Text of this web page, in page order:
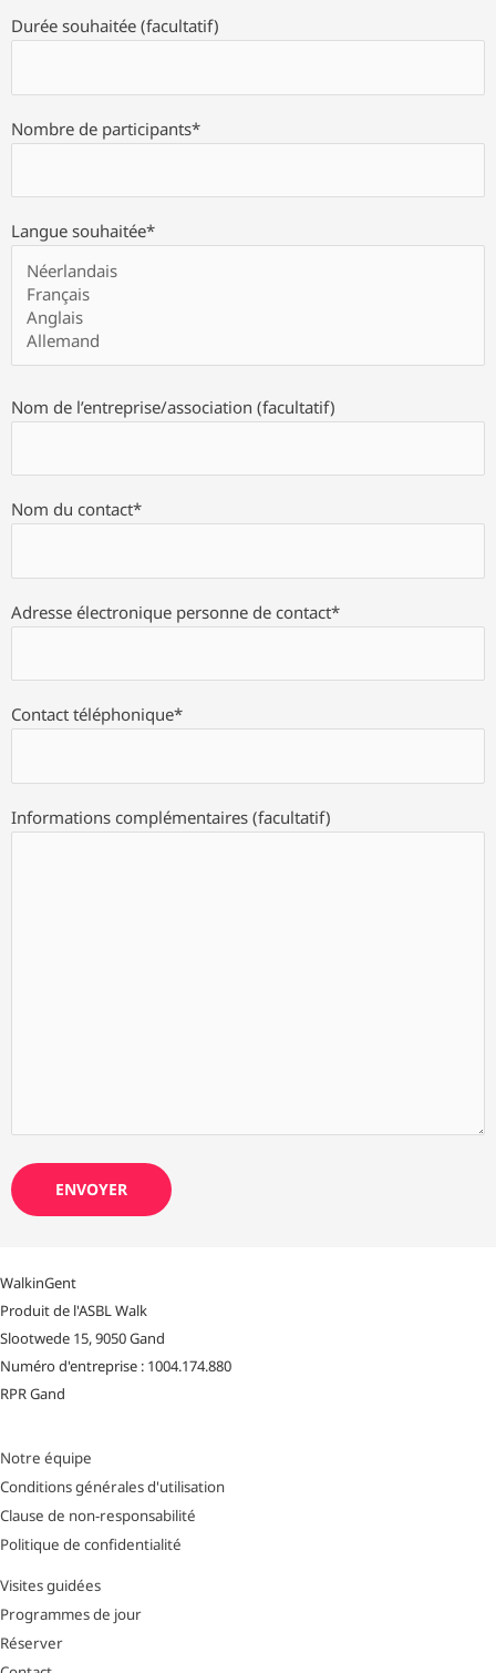
Durée souhaitée (facultatif)
Nombre de participants*
Langue souhaitée*
Nom de l’entreprise/association (facultatif)
Nom du contact*
Adresse électronique personne de contact*
Contact téléphonique*
Informations complémentaires (facultatif)
WalkinGent
Produit de l'ASBL Walk
Slootwede 15, 9050 Gand
Numéro d'entreprise : 1004.174.880
RPR Gand
Notre équipe
Conditions générales d'utilisation
Clause de non-responsabilité
Politique de confidentialité
Visites guidées
Programmes de jour
Réserver